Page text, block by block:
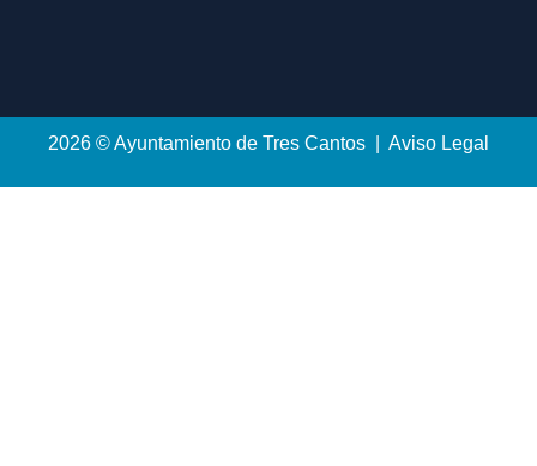
2026 © Ayuntamiento de Tres Cantos | Aviso Legal